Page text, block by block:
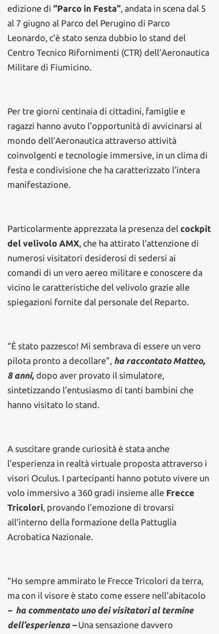
edizione di “Parco in Festa”, andata in scena dal 5
al 7 giugno al Parco del Perugino di Parco
Leonardo, c’è stato senza dubbio lo stand del
Centro Tecnico Rifornimenti (CTR) dell’Aeronautica
Militare di Fiumicino.
Per tre giorni centinaia di cittadini, famiglie e
ragazzi hanno avuto l’opportunità di avvicinarsi al
mondo dell’Aeronautica attraverso attività
coinvolgenti e tecnologie immersive, in un clima di
festa e condivisione che ha caratterizzato l’intera
manifestazione.
Particolarmente apprezzata la presenza del cockpit
del velivolo AMX, che ha attirato l’attenzione di
numerosi visitatori desiderosi di sedersi ai
comandi di un vero aereo militare e conoscere da
vicino le caratteristiche del velivolo grazie alle
spiegazioni fornite dal personale del Reparto.
“È stato pazzesco! Mi sembrava di essere un vero
pilota pronto a decollare”, ha raccontato Matteo,
8 anni, dopo aver provato il simulatore,
sintetizzando l’entusiasmo di tanti bambini che
hanno visitato lo stand.
A suscitare grande curiosità è stata anche
l’esperienza in realtà virtuale proposta attraverso i
visori Oculus. I partecipanti hanno potuto vivere un
volo immersivo a 360 gradi insieme alle Frecce
Tricolori, provando l’emozione di trovarsi
all’interno della formazione della Pattuglia
Acrobatica Nazionale.
“Ho sempre ammirato le Frecce Tricolori da terra,
ma con il visore è stato come essere nell’abitacolo
– ha commentato uno dei visitatori al termine
dell’esperienza –Una sensazione davvero